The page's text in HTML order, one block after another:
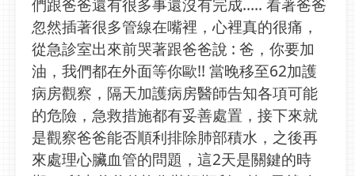
忽然插著很多管線在嘴裡，心裡真的很痛，
從急診室出來前哭著跟爸爸說 : 爸，你要加
油，我們都在外面等你歐!! 當晚移至62加護
病房觀察，隔天加護病房醫師告知各項可能
的危險，急救措施都有妥善處置，接下來就
是觀察爸爸能否順利排除肺部積水，之後再
來處理心臟血管的問題，這2天是關鍵的時